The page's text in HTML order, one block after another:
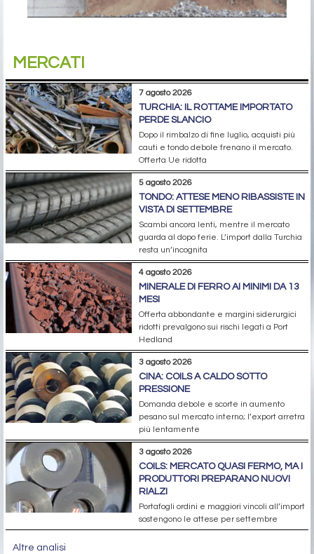
MERCATI
7 agosto 2026
TURCHIA: IL ROTTAME IMPORTATO
PERDE SLANCIO
Dopo il rimbalzo di fine luglio, acquisti più
cauti e tondo debole frenano il mercato.
Offerta Ue ridotta
5 agosto 2026
TONDO: ATTESE MENO RIBASSISTE IN
VISTA DI SETTEMBRE
Scambi ancora lenti, mentre il mercato
guarda al dopo ferie. L’import dalla Turchia
resta un’incognita
4 agosto 2026
MINERALE DI FERRO AI MINIMI DA 13
MESI
Offerta abbondante e margini siderurgici
ridotti prevalgono sui rischi legati a Port
Hedland
3 agosto 2026
CINA: COILS A CALDO SOTTO
PRESSIONE
Domanda debole e scorte in aumento
pesano sul mercato interno; l’export arretra
più lentamente
3 agosto 2026
COILS: MERCATO QUASI FERMO, MA I
PRODUTTORI PREPARANO NUOVI
RIALZI
Portafogli ordini e maggiori vincoli all’import
sostengono le attese per settembre
Altre analisi